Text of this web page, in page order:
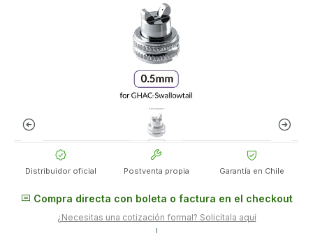
Distribuidor oficial Postventa propia Garantía en Chile
Compra directa con boleta o factura en el checkout
¿Necesitas una cotización formal? Solicítala aquí